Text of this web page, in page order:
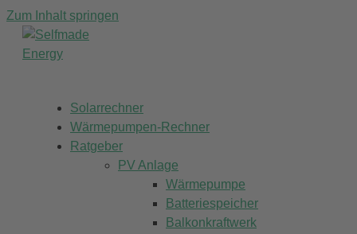
Zum Inhalt springen
Solarrechner
Wärmepumpen-Rechner
Ratgeber
PV Anlage
Wärmepumpe
Batteriespeicher
Balkonkraftwerk